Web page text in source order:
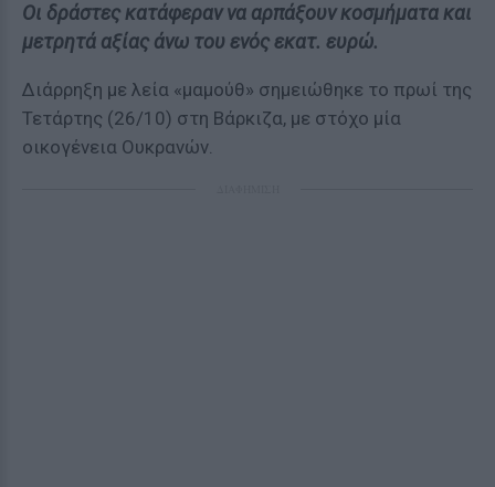
Οι δράστες κατάφεραν να αρπάξουν κοσμήματα και
μετρητά αξίας άνω του ενός εκατ. ευρώ.
Διάρρηξη με λεία «μαμούθ» σημειώθηκε το πρωί της
Τετάρτης (26/10) στη Βάρκιζα, με στόχο μία
οικογένεια Ουκρανών.